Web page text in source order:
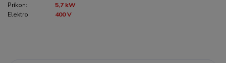
Príkon:
5,7 kW
Elektro:
400 V